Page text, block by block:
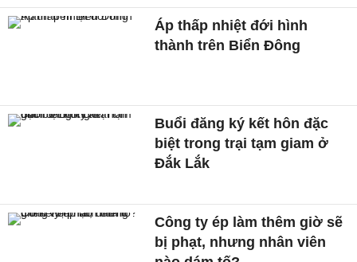
Buổi đăng ký kết hôn đặc
biệt trong trại tạm giam ở
Công ty ép làm thêm giờ sẽ
bị phạt, nhưng nhân viên
nào dám tố?
Cái gì có thể cao hơn một
tòa nhà nhưng lại nhẹ hơn